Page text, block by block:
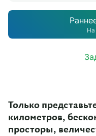
Только
километров,
просторы,
На